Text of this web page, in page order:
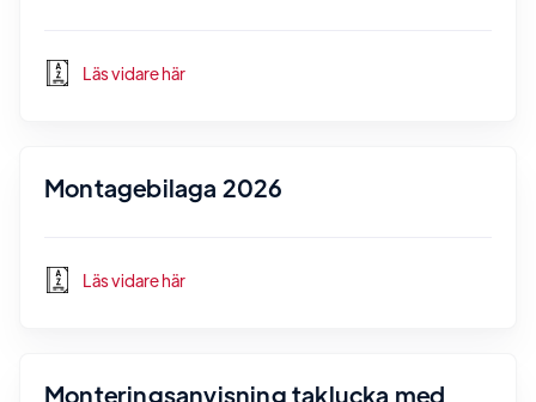
Läs vidare här
Montagebilaga 2026
Läs vidare här
Monteringsanvisning taklucka med